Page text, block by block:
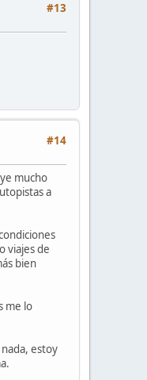
#13
#14
mucho
a
viajes de
bien
me lo
estoy